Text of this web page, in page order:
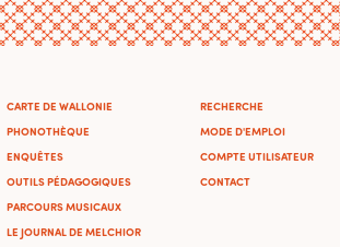
CARTE DE WALLONIE
PHONOTHÈQUE
ENQUÊTES
OUTILS PÉDAGOGIQUES
PARCOURS MUSICAUX
LE JOURNAL DE MELCHIOR
RECHERCHE
MODE D'EMPLOI
COMPTE UTILISATEUR
CONTACT